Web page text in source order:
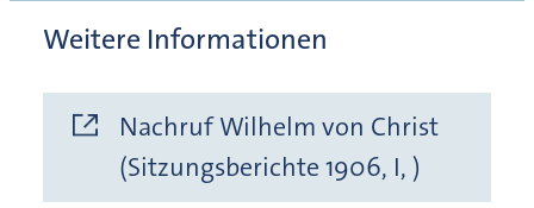
Weitere Informationen
Nachruf Wilhelm von Christ
(Sitzungsberichte 1906, I, )